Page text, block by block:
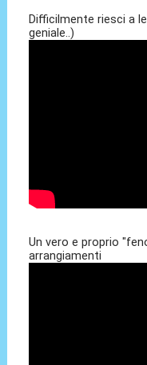
Difficilmente riesci a
geniale..)
Un vero e proprio
arrangiamenti